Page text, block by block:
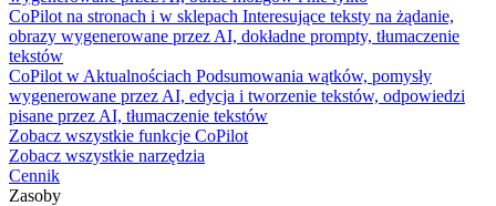
CoPilot na stronach i w sklepach Interesujące teksty na żądanie,
obrazy wygenerowane przez AI, dokładne prompty, tłumaczenie
tekstów
CoPilot w Aktualnościach Podsumowania wątków, pomysły
wygenerowane przez AI, edycja i tworzenie tekstów, odpowiedzi
pisane przez AI, tłumaczenie tekstów
Zobacz wszystkie funkcje CoPilot
Zobacz wszystkie narzędzia
Cennik
Zasoby